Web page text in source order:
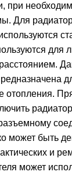
при
Для
для
отопления.
может быть
и
может